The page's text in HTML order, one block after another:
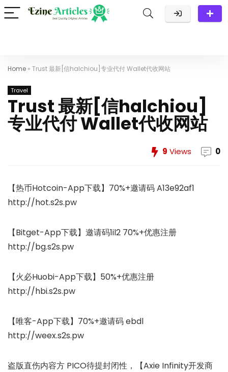
Home » Trust 最新[信halchiou]专业代付 Wallet代收网站
Travel
Trust 最新[信halchiou]
专业代付 Wallet代收网站
9 Views 0
【热币Hotcoin-App下载】70%+邀请码 A13e92af1
http://hot.s2s.pw
【Bitget-App下载】邀请码1il2 70%+优惠注册
http://bg.s2s.pw
【火必Huobi-App下载】50%+优惠注册
http://hbi.s2s.pw
【唯客-App下载】70%+邀请码 ebdl
http://weex.s2s.pw
盗版直伤内容方 PICO待提封闭性，【Axie Infinity开发商